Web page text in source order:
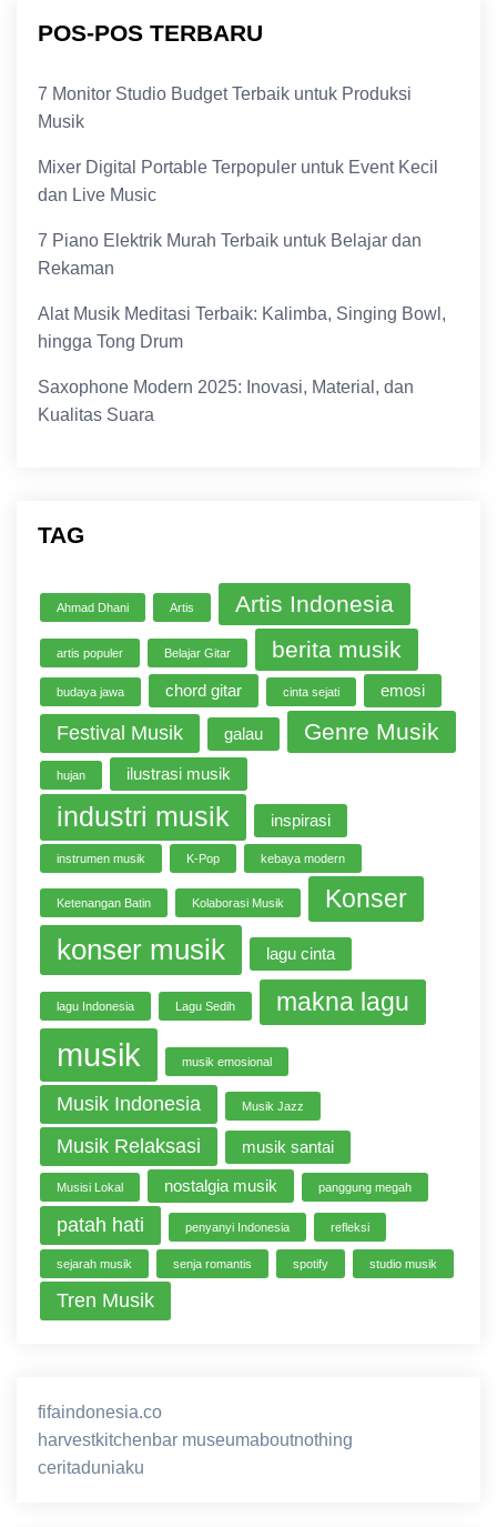
POS-POS TERBARU
7 Monitor Studio Budget Terbaik untuk Produksi
Musik
Mixer Digital Portable Terpopuler untuk Event Kecil
dan Live Music
7 Piano Elektrik Murah Terbaik untuk Belajar dan
Rekaman
Alat Musik Meditasi Terbaik: Kalimba, Singing Bowl,
hingga Tong Drum
Saxophone Modern 2025: Inovasi, Material, dan
Kualitas Suara
TAG
Ahmad Dhani Artis Artis Indonesia
artis populer Belajar Gitar berita musik
budaya jawa chord gitar cinta sejati emosi
Festival Musik galau Genre Musik
hujan ilustrasi musik
industri musik inspirasi
instrumen musik K-Pop kebaya modern
Ketenangan Batin Kolaborasi Musik Konser
konser musik lagu cinta
lagu Indonesia Lagu Sedih makna lagu
musik musik emosional
Musik Indonesia Musik Jazz
Musik Relaksasi musik santai
Musisi Lokal nostalgia musik panggung megah
patah hati penyanyi Indonesia refleksi
sejarah musik senja romantis spotify studio musik
Tren Musik
fifaindonesia.co
harvestkitchenbar museumaboutnothing
ceritaduniaku